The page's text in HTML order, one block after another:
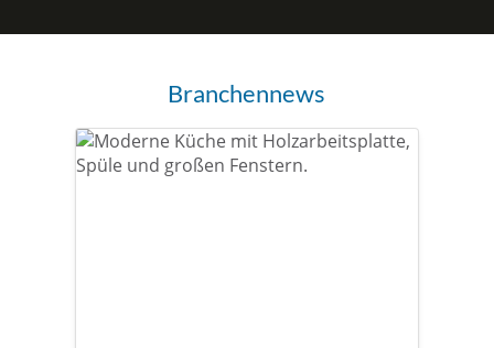
Branchennews